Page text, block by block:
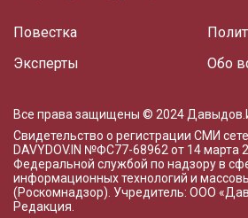
Повестка
Эксперты
Обо
Все права защищены © 2024
Свидетельство о регистрации СМИ
DAVYDOV.IN №ФС77-68962 от 14 марта
Федеральной службой по надзору в
информационных технологий и
(Роскомнадзор). Учредитель: ООО
Редакция